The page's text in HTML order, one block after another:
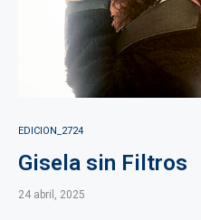
EDICION_2724
Gisela sin Filtros
24 abril, 2025